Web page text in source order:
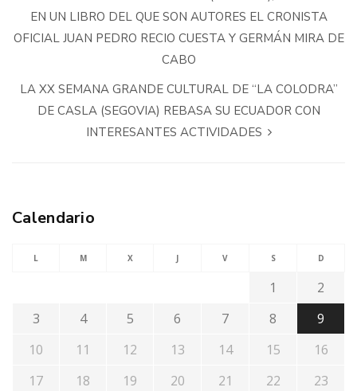
EN UN LIBRO DEL QUE SON AUTORES EL CRONISTA
OFICIAL JUAN PEDRO RECIO CUESTA Y GERMÁN MIRA DE
CABO
LA XX SEMANA GRANDE CULTURAL DE “LA COLODRA”
DE CASLA (SEGOVIA) REBASA SU ECUADOR CON
INTERESANTES ACTIVIDADES
Calendario
L M X J V S D
1
2
3
4 5 6 7 8
9
10
11 12 13 14 15
16
17
18 19 20 21 22
23